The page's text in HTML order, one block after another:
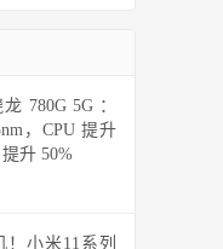
780G 5G ：
，CPU 提升
升 50%
小米11系列